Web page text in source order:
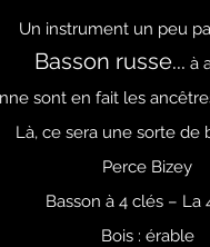
Un instrument un peu
Basson russe... à
sont en fait les
Là, ce sera une sorte de
Perce Bizey
Basson à 4 clés – La
Bois : érable